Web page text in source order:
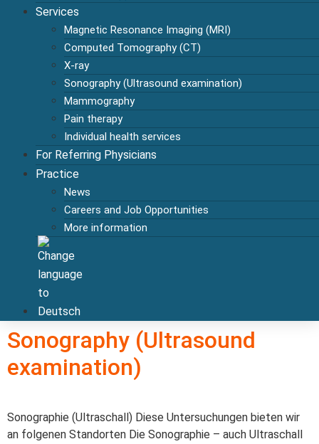
Services
Magnetic Resonance Imaging (MRI)
Computed Tomography (CT)
X-ray
Sonography (Ultrasound examination)
Mammography
Pain therapy
Individual health services
For Referring Physicians
Practice
News
Careers and Job Opportunities
More information
Sonography (Ultrasound
examination)
Sonographie (Ultraschall) Diese Untersuchungen bieten wir
an folgenen Standorten Die Sonographie – auch Ultraschall